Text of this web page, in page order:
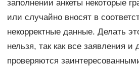
заполнении анкеты некоторые
или случайно вносят в
некорректные данные. Делать
нельзя, так как все заявления и
проверяются